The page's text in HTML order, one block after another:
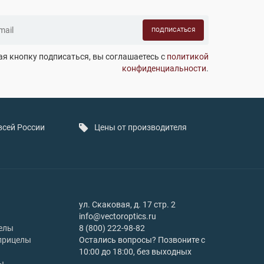
ПОДПИСАТЬСЯ
кнопку подписаться, вы соглашаетесь с политикой
конфиденциальности.
России Цены от производителя
ул. Скаковая, д. 17 стр. 2
info@vectoroptics.ru
8 (800) 222-98-82
Остались вопросы? Позвоните с
10:00 до 18:00, без выходных